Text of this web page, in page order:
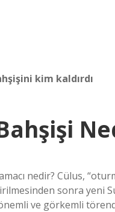
kim kaldırdı
nedir? Cülus,
sonra yeni
ve görkemli